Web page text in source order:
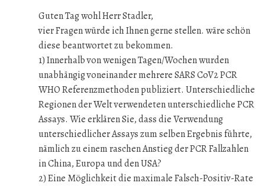
Guten Tag wohl Herr Stadler,
vier Fragen würde ich Ihnen gerne stellen. wäre schön
diese beantwortet zu bekommen.
1) Innerhalb von wenigen Tagen/Wochen wurden
unabhängig voneinander mehrere SARS CoV2 PCR
WHO Referenzmethoden publiziert. Unterschiedliche
Regionen der Welt verwendeten unterschiedliche PCR
Assays. Wie erklären Sie, dass die Verwendung
unterschiedlicher Assays zum selben Ergebnis führte,
nämlich zu einem raschen Anstieg der PCR Fallzahlen
in China, Europa und den USA?
2) Eine Möglichkeit die maximale Falsch-Positiv-Rate